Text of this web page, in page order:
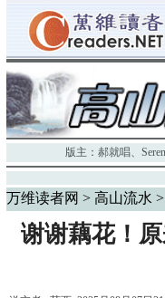
版主： 郝就唱、
万维读者网 > 高山流水
谢谢藕花！